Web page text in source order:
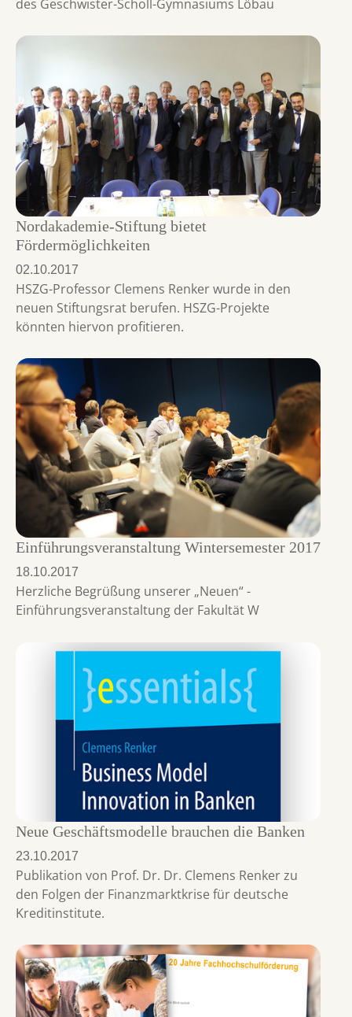
des Geschwister-Scholl-Gymnasiums Löbau
Nordakademie-Stiftung bietet
Fördermöglichkeiten
02.10.2017
HSZG-Professor Clemens Renker wurde in den
neuen Stiftungsrat berufen. HSZG-Projekte
könnten hiervon profitieren.
Einführungsveranstaltung Wintersemester 2017
18.10.2017
Herzliche Begrüßung unserer „Neuen“ -
Einführungsveranstaltung der Fakultät W
Neue Geschäftsmodelle brauchen die Banken
23.10.2017
Publikation von Prof. Dr. Dr. Clemens Renker zu
den Folgen der Finanzmarktkrise für deutsche
Kreditinstitute.